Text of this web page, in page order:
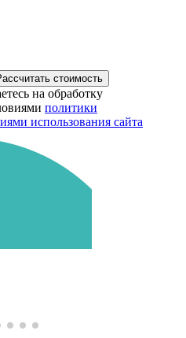
стоимость
на обработку
политики
использования сайта